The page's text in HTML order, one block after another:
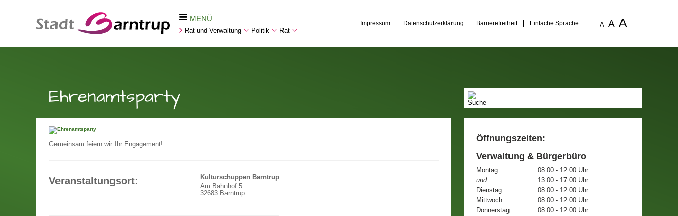
MENÜ
Rat und Verwaltung Politik Rat
Impressum Datenschutzerklärung Barrierefreiheit Einfache Sprache A A A
Ehrenamtsparty
Gemeinsam feiern wir Ihr Engagement!
Veranstaltungsort:
Kulturschuppen Barntrup
Am Bahnhof 5
32683 Barntrup
Öffnungszeiten:
Verwaltung & Bürgerbüro
Montag
08.00 - 12.00 Uhr
und
13.00 - 17.00 Uhr
Dienstag
08.00 - 12.00 Uhr
Mittwoch
08.00 - 12.00 Uhr
Donnerstag
08.00 - 12.00 Uhr